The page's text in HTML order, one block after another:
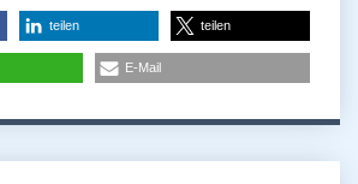
teilen teilen
E-Mail